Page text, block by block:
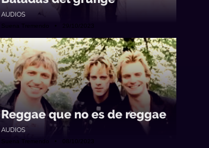
AUDIOS
Suena Tremendo • 29/10/2023
Reggae que no es de reggae
AUDIOS
Suena Tremendo • 08/10/2023